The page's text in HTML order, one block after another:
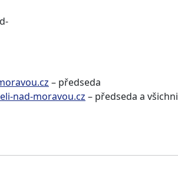
– předseda
nad-moravou.cz – předseda a všichni